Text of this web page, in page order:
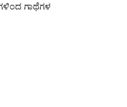
ಗಾಥೆಗಳ